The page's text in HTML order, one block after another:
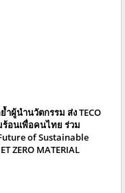
ผู้นำนวัตกรรม ส่ง TECO
อนเพื่อคนไทย ร่วม
of Sustainable
ZERO MATERIAL